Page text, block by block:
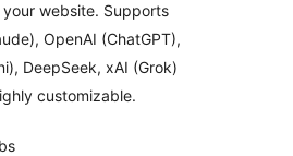
website. Supports
OpenAI (ChatGPT),
DeepSeek, xAI (Grok)
customizable.